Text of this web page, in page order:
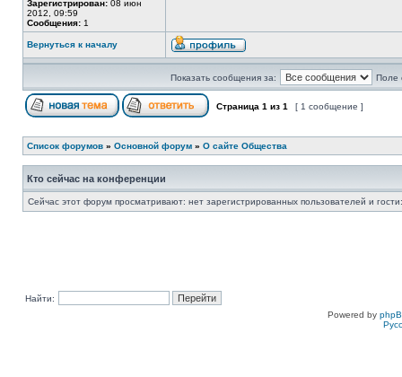
Зарегистрирован: 08 июн
2012, 09:59
Сообщения: 1
Вернуться к началу
Показать сообщения за: Поле
Страница 1 из 1 [ 1 сообщение ]
Список форумов » Основной форум » О сайте Общества
Кто сейчас на конференции
Сейчас этот форум просматривают: нет зарегистрированных пользователей и
Найти:
Powered by